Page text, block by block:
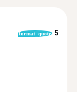
format_quote 5